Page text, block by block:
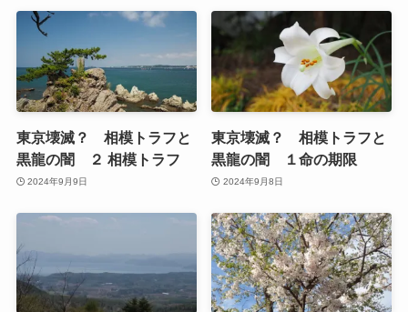
東京壊滅？ 相模トラフと
黒龍の闇 ２ 相模トラフ
2024年9月9日
東京壊滅？ 相模トラフと
黒龍の闇 １命の期限
2024年9月8日